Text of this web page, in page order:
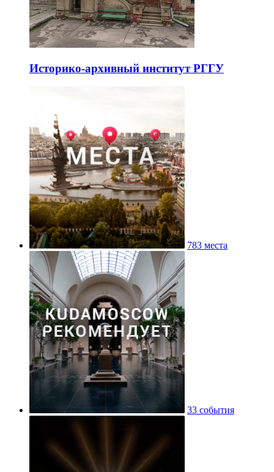
Историко-архивный институт РГГУ
783 места
33 события